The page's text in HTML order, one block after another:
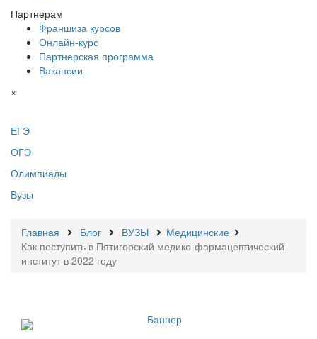
Партнерам
Франшиза курсов
Онлайн-курс
Партнерская программа
Вакансии
×
ЕГЭ
ОГЭ
Олимпиады
Вузы
Главная Блог ВУЗЫ
Медицинские
Как поступить в Пятигорский медико-фармацевтический
институт в 2022 году